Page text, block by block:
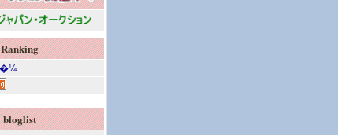
Ranking
bloglist